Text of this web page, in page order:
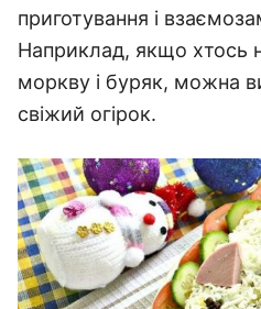
приготування і
Наприклад, якщо хтось
моркву і буряк, можна
свіжий огірок.